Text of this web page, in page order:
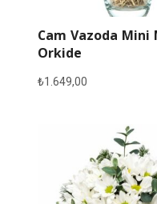
Cam Vazoda Mini
Orkide
₺1.649,00